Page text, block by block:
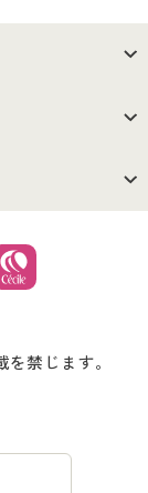
禁じます。